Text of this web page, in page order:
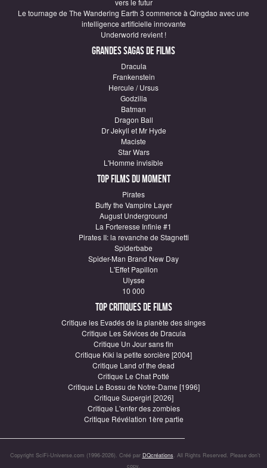
vers le futur
Le tournage de The Wandering Earth 3 commence à Qingdao avec une
intelligence artificielle innovante
Underworld revient !
Grandes sagas de Films
Dracula
Frankenstein
Hercule / Ursus
Godzilla
Batman
Dragon Ball
Dr Jekyll et Mr Hyde
Maciste
Star Wars
L'Homme invisible
Top Films du moment
Pirates
Buffy the Vampire Layer
August Underground
La Forteresse Infinie #1
Pirates II: la revanche de Stagnetti
Spiderbabe
Spider-Man Brand New Day
L'Effet Papillon
Ulysse
10 000
Top critiques de Films
Critique les Evadés de la planète des singes
Critique Les Sévices de Dracula
Critique Un Jour sans fin
Critique Kiki la petite sorcière [2004]
Critique Land of the dead
Critique Le Chat Potté
Critique Le Bossu de Notre-Dame [1996]
Critique Supergirl [2026]
Critique L'enfer des zombies
Critique Révélation 1ère partie
Copyright SciFi-Universe.com (1996-2026). Créé par DQcréations. All Rights Reserved. Please don’t
copy.